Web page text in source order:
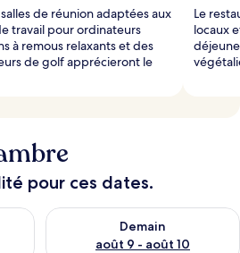
de réunion adaptées aux
travail pour ordinateurs
à remous relaxants et des
de golf apprécieront le
Le
locaux
pour ces dates.
ce soir août 8 - août 9
Demain
août 9 - août 10
Vérifier la disponibilité pour